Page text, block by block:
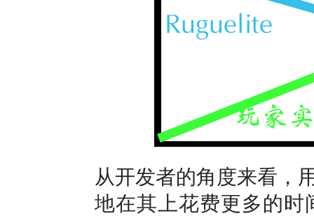
从开发者的角度来看，
地在其上花费更多的时